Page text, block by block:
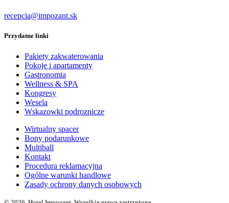
recepcia@impozant.sk
Przydatne linki
Pakiety zakwaterowania
Pokoje i apartamenty
Gastronomia
Wellness & SPA
Kongresy
Wesela
Wskazowki podroznicze
Wirtualny spacer
Bony podarunkowe
Multiball
Kontakt
Procedura reklamacyjna
Ogólne warunki handlowe
Zasady ochrony danych osobowych